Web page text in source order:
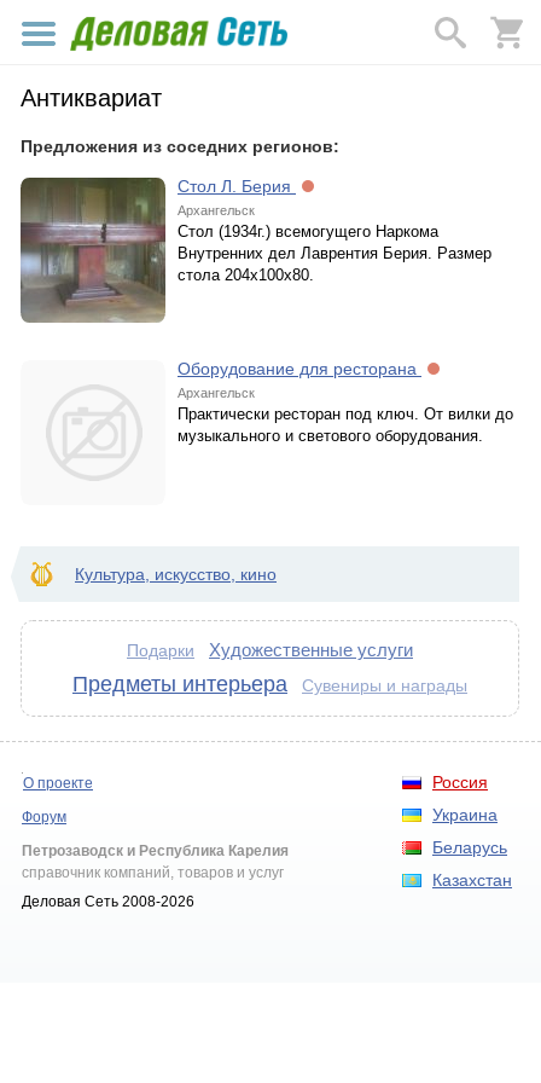
Антиквариат
Предложения из соседних регионов:
Стол Л. Берия
Архангельск
Cтол (1934г.) всемогущего Наркома
Внутренних дел Лаврентия Берия. Размер
стола 204х100х80.
Оборудование для ресторана
Архангельск
Практически ресторан под ключ. От вилки до
музыкального и светового оборудования.
Культура, искусство, кино
Подарки Художественные услуги
Предметы интерьера Сувениры и награды
Россия
Украина
Беларусь
Казахстан
О проекте
Форум
Петрозаводск и Республика Карелия
справочник компаний, товаров и услуг
Деловая Сеть 2008-2026